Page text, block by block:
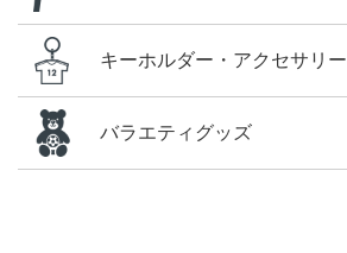
キーホルダー・アクセサリー
バラエティグッズ